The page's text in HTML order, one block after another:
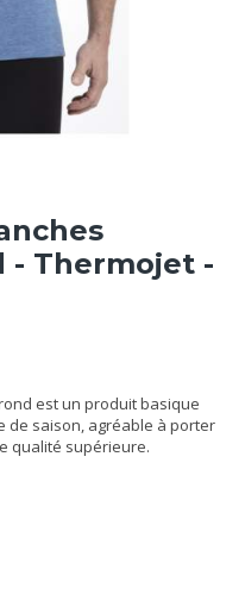
- Thermojet -
est un produit basique
de saison, agréable à porter
qualité supérieure.